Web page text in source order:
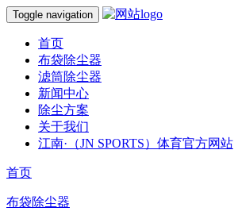
Toggle navigation
首页
布袋除尘器
滤筒除尘器
新闻中心
除尘方案
关于我们
江南·（JN SPORTS）体育官方网站
首页
布袋除尘器